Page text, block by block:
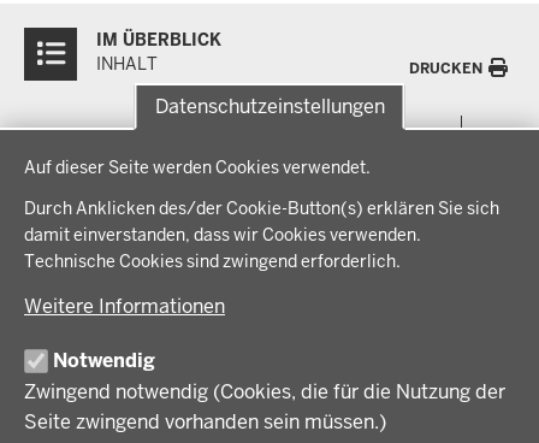
Datenschutzeinstellungen
Auf dieser Seite werden Cookies verwendet.
Durch Anklicken des/der Cookie-Button(s) erklären Sie sich
damit einverstanden, dass wir Cookies verwenden.
Technische Cookies sind zwingend erforderlich.
Weitere Informationen
Notwendig
Zwingend notwendig (Cookies, die für die Nutzung der
Seite zwingend vorhanden sein müssen.)
Inhalte
IM ÜBERBLICK
INHALT
DRUCKEN
der
Fußzeile
THEMEN
Bauen, Planen und Verkehr
Bildung, Schule und Sport
Regionalplanung und Regionalrat
Wirtschaft, Kultur und Kommunales
IM FOKUS
Energiewende AG
Zusammenarbeit mit den Niederlanden
BEZIRKSREGIERUNG
Regierungsbezirk Münster
Geschichte und Gegenwart
Behördenleitung
Förderlotsinnen und Förderlotsen
KARRIERE UND AUSBILDUNG